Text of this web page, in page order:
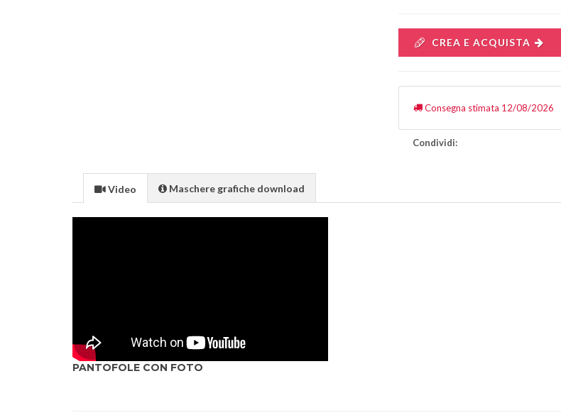
CREA E ACQUISTA
Consegna stimata 12/08/2026
Condividi:
Video Maschere grafiche download
PANTOFOLE CON FOTO